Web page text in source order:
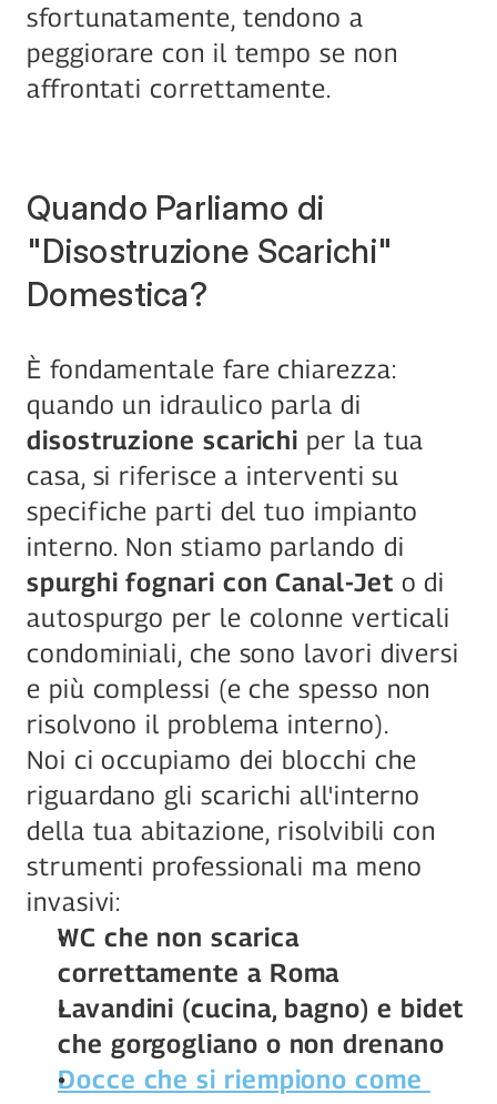
sfortunatamente, tendono a
peggiorare con il tempo se non
affrontati correttamente.
Quando Parliamo di
"Disostruzione Scarichi"
Domestica?
È fondamentale fare chiarezza:
disostruzione scarichi per la tua
casa, si riferisce a interventi su
specifiche parti del tuo impianto
spurghi fognari con Canal-Jet o di
autospurgo per le colonne verticali
condominiali, che sono lavori diversi
e più complessi (e che spesso non
risolvono il problema interno).
Noi ci occupiamo dei blocchi che
riguardano gli scarichi all'interno
della tua abitazione, risolvibili con
strumenti professionali ma meno
invasivi:
WC che non scarica
correttamente a Roma
Lavandini (cucina, bagno) e bidet
che gorgogliano o non drenano
Docce che si riempiono come